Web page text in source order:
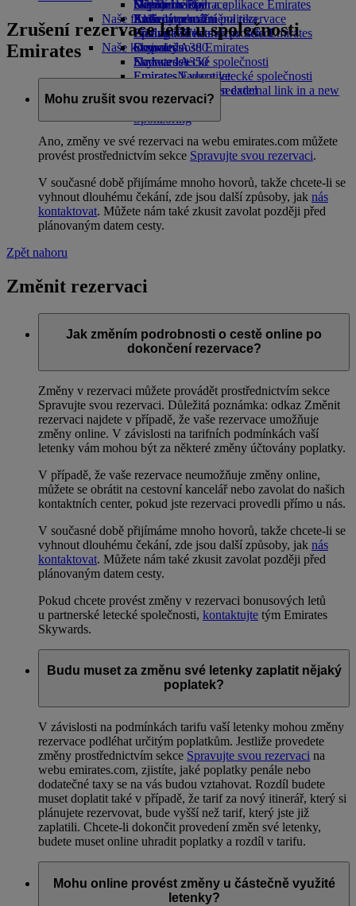
Nápoje
Naše flotila
Boeing 777
Emirates A380
Emirates A350
Emirates Executive
Plány rozmístění sedadel
Dětské hračky
Aktivity pro děti
Udržitelné operace
Environmentální politika
Zprávy o životním prostředí
Naše komunity
Nadace letecké společnosti
EmiratesNadace letecké společnosti
Emirates Opens an external link in a new
tab
Sponzoring
Skywards Rail
Kalkulátor mil
Přihlaste se ke svému účtu Emirates
Skywards
Skywards+
Mobilní telefon a aplikace Emirates
Zrušení nebo změna rezervace
Přerušená cesta
O společnosti Emirates
Zrušení rezervace letu u společnosti
Emirates
Mohu zrušit svou rezervaci?
Ano, změny ve své rezervaci na webu emirates.com můžete
provést prostřednictvím sekce Spravujte svou rezervaci.
V současné době přijímáme mnoho hovorů, takže chcete-li se
vyhnout dlouhému čekání, zde jsou další způsoby, jak nás
kontaktovat. Můžete nám také zkusit zavolat později před
plánovaným datem cesty.
Zpět nahoru
Změnit rezervaci
Jak změním podrobnosti o cestě online po
dokončení rezervace?
Změny v rezervaci můžete provádět prostřednictvím sekce
Spravujte svou rezervaci. Důležitá poznámka: odkaz Změnit
rezervaci najdete v případě, že vaše rezervace umožňuje
změny online. V závislosti na tarifních podmínkách vaší
letenky vám mohou být za některé změny účtovány poplatky.
V případě, že vaše rezervace neumožňuje změny online,
můžete se obrátit na cestovní kancelář nebo zavolat do našich
kontaktních center, pokud jste rezervaci provedli přímo u nás.
V současné době přijímáme mnoho hovorů, takže chcete-li se
vyhnout dlouhému čekání, zde jsou další způsoby, jak nás
kontaktovat. Můžete nám také zkusit zavolat později před
plánovaným datem cesty.
Pokud chcete provést změny v rezervaci bonusových letů
u partnerské letecké společnosti, kontaktujte tým Emirates
Skywards.
Budu muset za změnu své letenky zaplatit nějaký
poplatek?
V závislosti na podmínkách tarifu vaší letenky mohou změny
rezervace podléhat určitým poplatkům. Jestliže provedete
změny prostřednictvím sekce Spravujte svou rezervaci na
webu emirates.com, zjistíte, jaké poplatky penále nebo
dodatečné taxy se na vás budou vztahovat. Rozdíl budete
muset doplatit také v případě, že tarif za nový itinerář, který si
plánujete rezervovat, bude vyšší než tarif, který jste již
zaplatili. Chcete-li dokončit provedení změn své letenky,
budete muset online uhradit poplatky a rozdíl v tarifu.
Mohu online provést změny u částečně využité
letenky?